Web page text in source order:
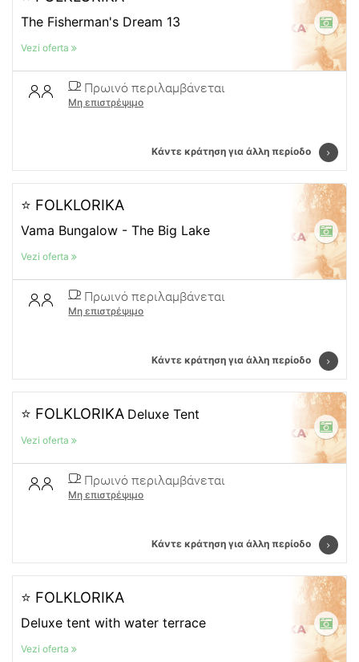
The Fisherman's Dream 13
Vezi oferta
Πρωινό περιλαμβάνεται
Μη επιστρέψιμο
Κάντε κράτηση για άλλη περίοδο
⭐ FOLKLORIKA
Vama Bungalow - The Big Lake
Vezi oferta
Πρωινό περιλαμβάνεται
Μη επιστρέψιμο
Κάντε κράτηση για άλλη περίοδο
⭐ FOLKLORIKA Deluxe Tent
Vezi oferta
Πρωινό περιλαμβάνεται
Μη επιστρέψιμο
Κάντε κράτηση για άλλη περίοδο
⭐ FOLKLORIKA
Deluxe tent with water terrace
Vezi oferta